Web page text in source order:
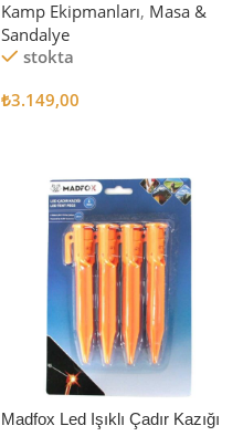
Siyah/Gri
Kamp Ekipmanları, Masa &
Sandalye
stokta
₺3.149,00
Madfox Led Işıklı Çadır Kazığı